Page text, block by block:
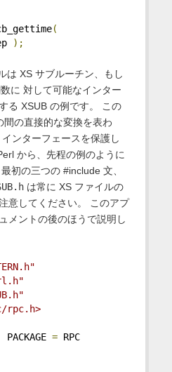
(
);
は XS サブルーチン、もし
に 対して可能なインター
る XSUB の例です。 この
の直接的な変換を表わ
ンターフェースを保護し
から、先程の例のように
初の三つの #include 文、
は常に XS ファイルの
意してください。 このアプ
メントの後のほうで説明し
rpc.h>
= RPC